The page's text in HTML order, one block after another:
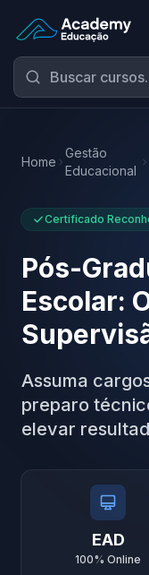
Academy
Home
Gestão
Educacional
Certificado
Pós-
Escolar:
Assuma
preparo
elevar
EAD
100% Online